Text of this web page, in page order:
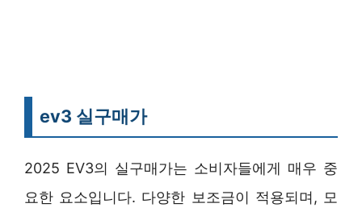
ev3 실구매가
2025 EV3의 실구매가는 소비자들에게 매우 중
요한 요소입니다. 다양한 보조금이 적용되며, 모